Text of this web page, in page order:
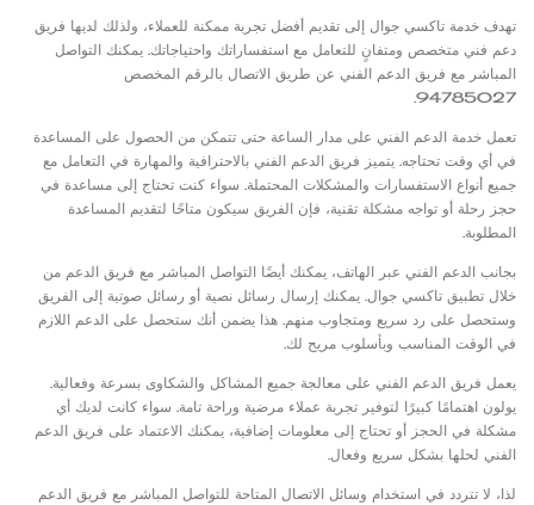
تهدف خدمة تاكسي جوال إلى تقديم أفضل تجربة ممكنة للعملاء، ولذلك لديها فريق
دعم فني متخصص ومتفانٍ للتعامل مع استفساراتك واحتياجاتك. يمكنك التواصل
المباشر مع فريق الدعم الفني عن طريق الاتصال بالرقم المخصص
94785027.
تعمل خدمة الدعم الفني على مدار الساعة حتى تتمكن من الحصول على المساعدة
في أي وقت تحتاجه. يتميز فريق الدعم الفني بالاحترافية والمهارة في التعامل مع
جميع أنواع الاستفسارات والمشكلات المحتملة. سواء كنت تحتاج إلى مساعدة في
حجز رحلة أو تواجه مشكلة تقنية، فإن الفريق سيكون متاحًا لتقديم المساعدة
المطلوبة.
بجانب الدعم الفني عبر الهاتف، يمكنك أيضًا التواصل المباشر مع فريق الدعم من
خلال تطبيق تاكسي جوال. يمكنك إرسال رسائل نصية أو رسائل صوتية إلى الفريق
وستحصل على رد سريع ومتجاوب منهم. هذا يضمن أنك ستحصل على الدعم اللازم
في الوقت المناسب وبأسلوب مريح لك.
يعمل فريق الدعم الفني على معالجة جميع المشاكل والشكاوى بسرعة وفعالية.
يولون اهتمامًا كبيرًا لتوفير تجربة عملاء مرضية وراحة تامة. سواء كانت لديك أي
مشكلة في الحجز أو تحتاج إلى معلومات إضافية، يمكنك الاعتماد على فريق الدعم
الفني لحلها بشكل سريع وفعال.
لذا، لا تتردد في استخدام وسائل الاتصال المتاحة للتواصل المباشر مع فريق الدعم